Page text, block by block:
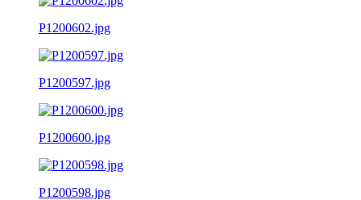
P1200602.jpg
P1200597.jpg
P1200600.jpg
P1200598.jpg